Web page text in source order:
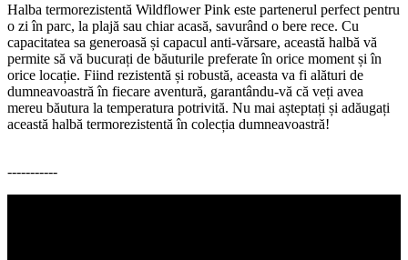
Halba termorezistentă Wildflower Pink este partenerul perfect pentru
o zi în parc, la plajă sau chiar acasă, savurând o bere rece. Cu
capacitatea sa generoasă și capacul anti-vărsare, această halbă vă
permite să vă bucurați de băuturile preferate în orice moment și în
orice locație. Fiind rezistentă și robustă, aceasta va fi alături de
dumneavoastră în fiecare aventură, garantându-vă că veți avea
mereu băutura la temperatura potrivită. Nu mai așteptați și adăugați
această halbă termorezistentă în colecția dumneavoastră!
-----------